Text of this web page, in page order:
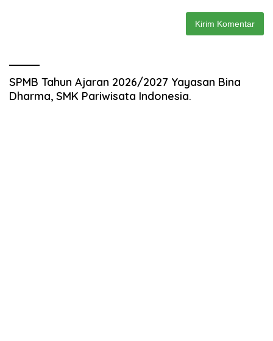
SPMB Tahun Ajaran 2026/2027 Yayasan Bina
Dharma, SMK Pariwisata Indonesia.